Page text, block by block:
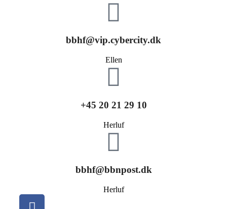
bbhf@vip.cybercity.dk
Ellen
+45 20 21 29 10
Herluf
bbhf@bbnpost.dk
Herluf